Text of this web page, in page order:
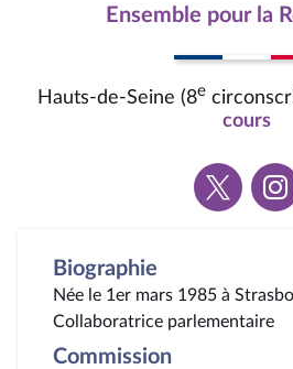
Ensemble pour la
Hauts-de-Seine (8e
cours
Voir
la
la
Biographie
Née le 1er mars 1985 à
Collaboratrice parlementaire
Commission